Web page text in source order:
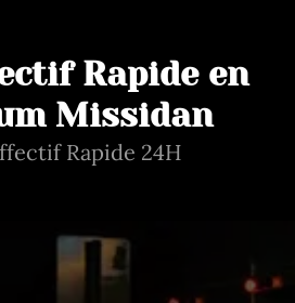
Rapide en
Missidan
Rapide 24H